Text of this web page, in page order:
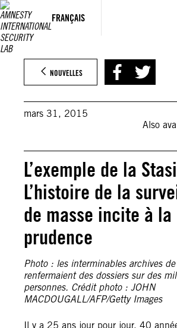
FRANÇAIS
Aller
au
contenu
NOUVELLES
mars 31, 2015
Also
L’exemple de la
L’histoire de la
de masse incite à la
prudence
Photo : les interminables archives
renfermaient des dossiers sur des
personnes. Crédit photo : JOHN
MACDOUGALL/AFP/Getty Images
Il y a 25 ans jour pour jour, 40